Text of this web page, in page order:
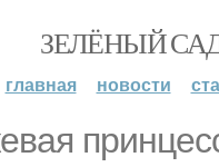
ЗЕЛЁНЫЙ
главная новости